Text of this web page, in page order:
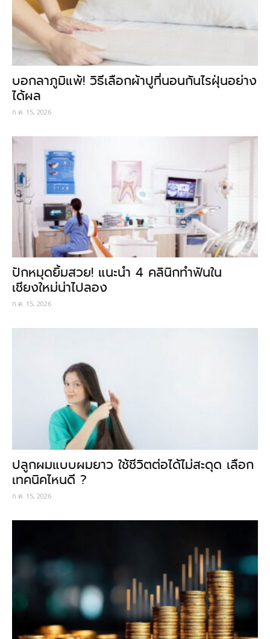
บอกลาภูมิแพ้! วิธีเลือกผ้าปูที่นอนกันไรฝุ่นอย่าง
ได้ผล
ก.ค. 15, 2026
ปักหมุดยิ้มสวย! แนะนำ 4 คลินิกทำฟันใน
เชียงใหม่น่าไปลอง
ก.ค. 15, 2026
ปลูกผมแบบผมยาว ใช้ชีวิตต่อได้ไม่สะดุด เลือก
เทคนิคไหนดี ?
ก.ค. 15, 2026